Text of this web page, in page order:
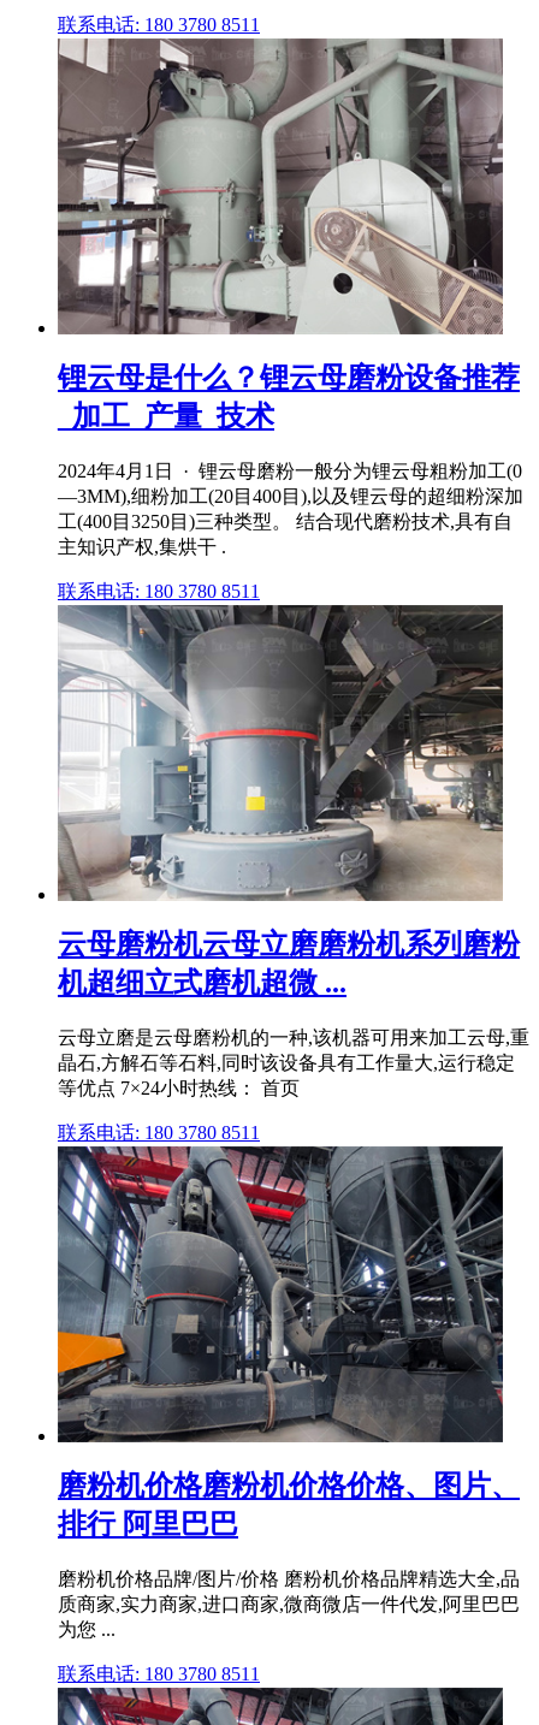
联系电话: 180 3780 8511
锂云母是什么？锂云母磨粉设备推荐
_加工_产量_技术
2024年4月1日 · 锂云母磨粉一般分为锂云母粗粉加工(0
—3MM),细粉加工(20目400目),以及锂云母的超细粉深加
工(400目3250目)三种类型。 结合现代磨粉技术,具有自
主知识产权,集烘干 .
联系电话: 180 3780 8511
云母磨粉机云母立磨磨粉机系列磨粉
机超细立式磨机超微 ...
云母立磨是云母磨粉机的一种,该机器可用来加工云母,重
晶石,方解石等石料,同时该设备具有工作量大,运行稳定
等优点 7×24小时热线： 首页
联系电话: 180 3780 8511
磨粉机价格磨粉机价格价格、图片、
排行 阿里巴巴
磨粉机价格品牌/图片/价格 磨粉机价格品牌精选大全,品
质商家,实力商家,进口商家,微商微店一件代发,阿里巴巴
为您 ...
联系电话: 180 3780 8511